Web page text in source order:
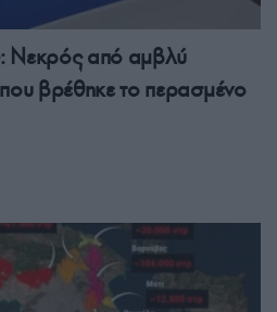
Νεκρός από αμβλύ
βρέθηκε το περασμένο